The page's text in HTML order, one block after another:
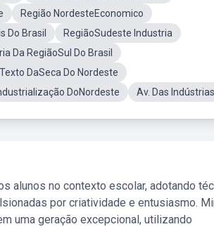
Região NordesteEconomico
Do Brasil
RegiãoSudeste Industria
Da RegiãoSul Do Brasil
DaSeca Do Nordeste
DoNordeste Av. Das
alunos no contexto escolar, adotando
por criatividade e entusiasmo.
uma geração excepcional, utilizando